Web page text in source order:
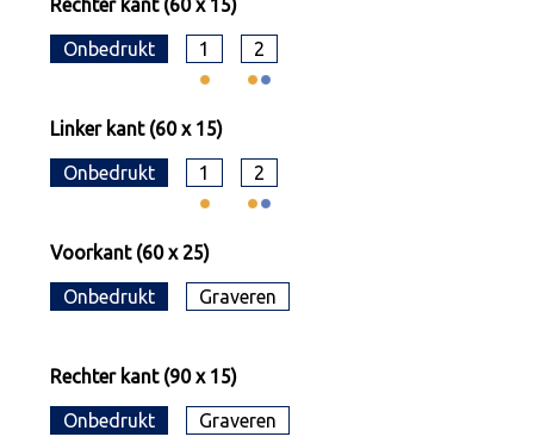
Rechter kant (60 x 15)
Onbedrukt 1 2
Linker kant (60 x 15)
Onbedrukt 1 2
Voorkant (60 x 25)
Onbedrukt Graveren
Rechter kant (90 x 15)
Onbedrukt Graveren